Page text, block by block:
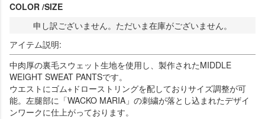
COLOR SIZE
申し訳ございません。ただいま在庫がございません。
アイテム説明:
中肉厚の裏毛スウェット生地を使用し、製作されたMIDDLE
WEIGHT SWEAT PANTSです。
ウエストにゴム+ドローストリングを配しておりサイズ調整が可
能。左腿部に「WACKO MARIA」の刺繍が落とし込まれたデザイ
ンワークに仕上がっております。